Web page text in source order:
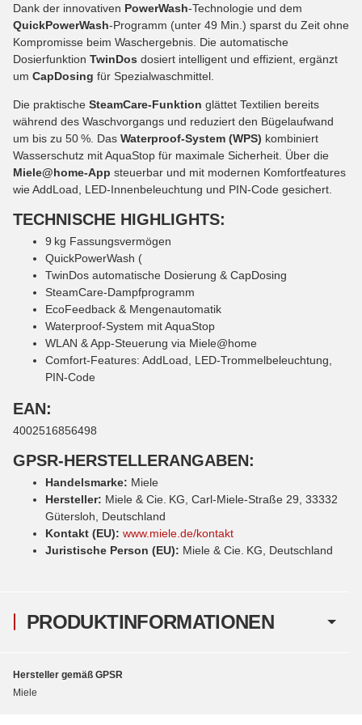
PRODUKTINFORMATIONEN
Dank der innovativen PowerWash-Technologie und dem
QuickPowerWash-Programm (unter 49 Min.) sparst du Zeit ohne
Kompromisse beim Waschergebnis. Die automatische
Dosierfunktion TwinDos dosiert intelligent und effizient, ergänzt
um CapDosing für Spezialwaschmittel.
Die praktische SteamCare-Funktion glättet Textilien bereits
während des Waschvorgangs und reduziert den Bügelaufwand
um bis zu 50 %. Das Waterproof-System (WPS) kombiniert
Wasserschutz mit AquaStop für maximale Sicherheit. Über die
Miele@home-App steuerbar und mit modernen Komfortfeatures
wie AddLoad, LED-Innenbeleuchtung und PIN-Code gesichert.
TECHNISCHE HIGHLIGHTS:
9 kg Fassungsvermögen
QuickPowerWash (
TwinDos automatische Dosierung & CapDosing
SteamCare-Dampfprogramm
EcoFeedback & Mengenautomatik
Waterproof-System mit AquaStop
WLAN & App-Steuerung via Miele@home
Comfort-Features: AddLoad, LED-Trommelbeleuchtung,
PIN-Code
EAN:
4002516856498
GPSR-HERSTELLERANGABEN:
Handelsmarke: Miele
Hersteller: Miele & Cie. KG, Carl‑Miele‑Straße 29, 33332
Gütersloh, Deutschland
Kontakt (EU): www.miele.de/kontakt
Juristische Person (EU): Miele & Cie. KG, Deutschland
Hersteller gemäß GPSR
Miele